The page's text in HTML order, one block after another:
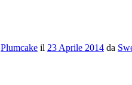
Plumcake il 23 Aprile 2014 da